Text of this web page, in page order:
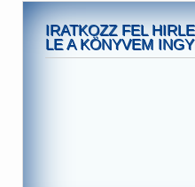
IRATKOZZ FEL
LE A KÖNYVEM